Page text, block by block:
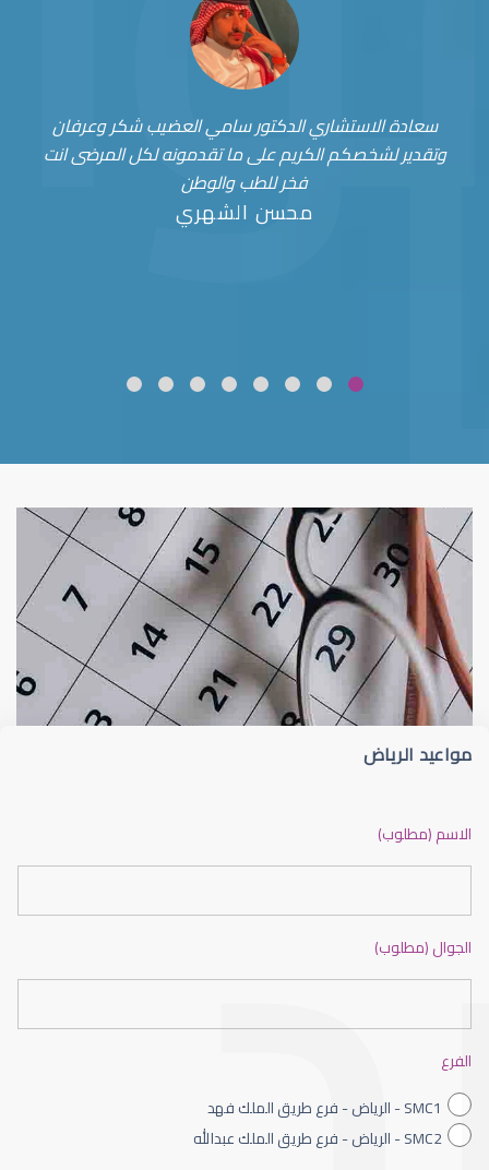
سعادة الاستشاري الدكتور سامي العضيب شكر وعرفان
وتقدير لشخصكم الكريم على ما تقدمونه لكل المرضى انت
فخر للطب والوطن
محسن الشهري
قلوبال لرعاية العين ضعف نظر
ضعف نظر الاطفال
مواعيد الرياض
الاسم (مطلوب)
الجوال (مطلوب)
الفرع
SMC1 - الرياض - فرع طريق الملك فهد
SMC2 - الرياض - فرع طريق الملك عبدالله